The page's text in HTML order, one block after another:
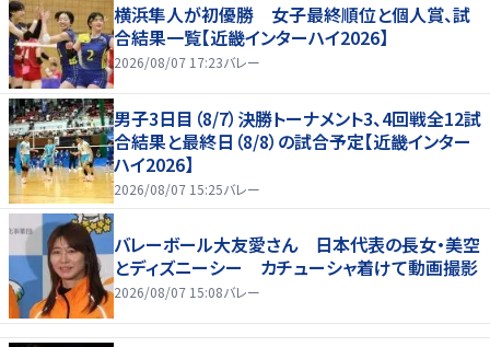
横浜隼人が初優勝 女子最終順位と個人賞、試
合結果一覧【近畿インターハイ2026】
2026/08/07 17:23バレー
男子3日目（8/7）決勝トーナメント3、4回戦全12試
合結果と最終日（8/8）の試合予定【近畿インター
ハイ2026】
2026/08/07 15:25バレー
バレーボール大友愛さん 日本代表の長女・美空
とディズニーシー カチューシャ着けて動画撮影
2026/08/07 15:08バレー